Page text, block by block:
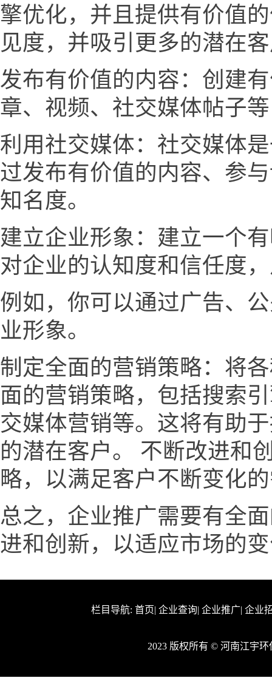
擎优化，并且提供有价值
见度，并吸引更多的潜在
发布有价值的内容：创建
章、视频、社交媒体帖子
利用社交媒体：社交媒体
过发布有价值的内容、参
知名度。
建立企业形象：建立一个
对企业的认知度和信任度
例如，你可以通过广告、
业形象。
制定全面的营销策略：将
面的营销策略，包括搜索
交媒体营销等。这将有助
的潜在客户。 不断改进和
略，以满足客户不断变化
总之，企业推广需要有全
进和创新，以适应市场的
栏目导航: 首页| 企业查询| 企业推广| 企业
2023 版权所有 © 河南江宇